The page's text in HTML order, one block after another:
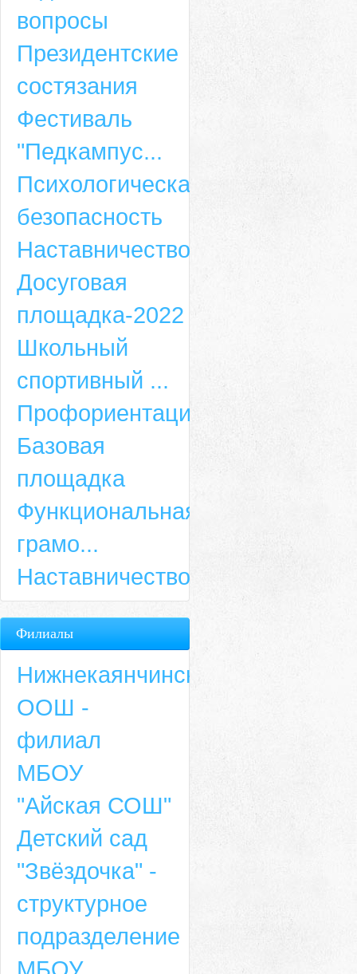
вопросы
Президентские
состязания
Фестиваль
"Педкампус...
Психологическая
безопасность
Наставничество
Досуговая
площадка-2022
Школьный
спортивный ...
Профориентация
Базовая
площадка
Функциональная
грамо...
Наставничество
Филиалы
Нижнекаянчинская
ООШ -
филиал
МБОУ
"Айская СОШ"
Детский сад
"Звёздочка" -
структурное
подразделение